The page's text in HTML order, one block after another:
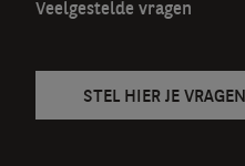
v
Veelgestelde vragen
STEL HIER JE VRAGEN